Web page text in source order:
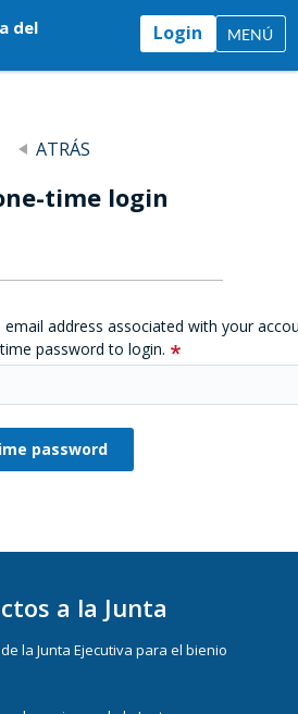
del Login MENÚ
ATRÁS
time login
email address associated with your
password to login.
a la Junta
la Junta Ejecutiva para el bienio